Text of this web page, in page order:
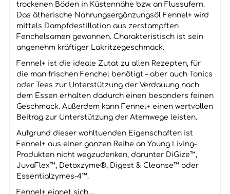
trockenen Böden in Küstennähe bzw. an Flussufern.
Das ätherische Nahrungsergänzungsöl Fennel+ wird
mittels Dampfdestillation aus zerstampften
Fenchelsamen gewonnen. Charakteristisch ist sein
angenehm kräftiger Lakritzegeschmack.
Fennel+ ist die ideale Zutat zu allen Rezepten, für
die man frischen Fenchel benötigt – aber auch Tonics
oder Tees zur Unterstützung der Verdauung nach
dem Essen erhalten dadurch einen besonders feinen
Geschmack. Außerdem kann Fennel+ einen wertvollen
Beitrag zur Unterstützung der Atemwege leisten.
Aufgrund dieser wohltuenden Eigenschaften ist
Fennel+ aus einer ganzen Reihe an Young Living-
Produkten nicht wegzudenken, darunter DiGize™,
JuvaFlex™, Detoxzyme®, Digest & Cleanse™ oder
Essentialzymes-4™.
Fennel+ eignet sich …